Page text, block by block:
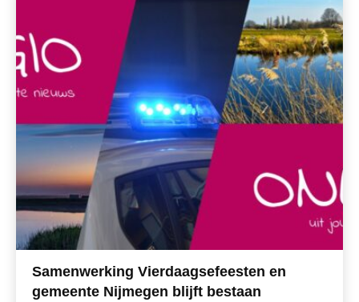
Samenwerking Vierdaagsefeesten en
gemeente Nijmegen blijft bestaan